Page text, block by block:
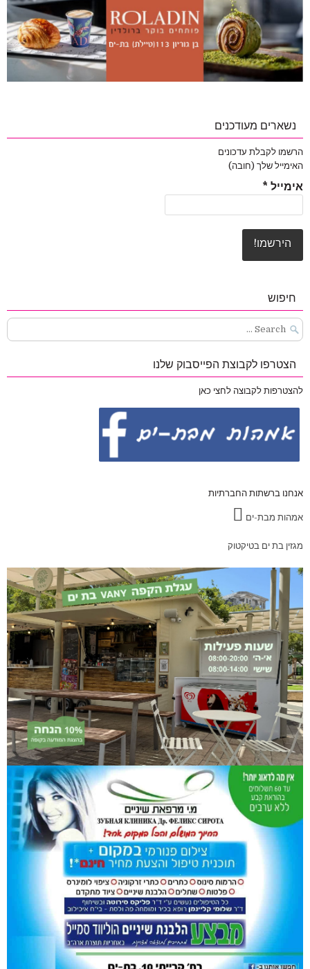
נשארים מעודכנים
הרשמו לקבלת עדכונים
האימייל שלך (חובה)
אימייל *
חיפוש
Search
for:
הצטרפו לקבוצת הפייסבוק שלנו
להצטרפות לקבוצה לחצי כאן
אנחנו ברשתות החברתיות
אמהות מבת-ים
מגזין בת ים בטיקטוק